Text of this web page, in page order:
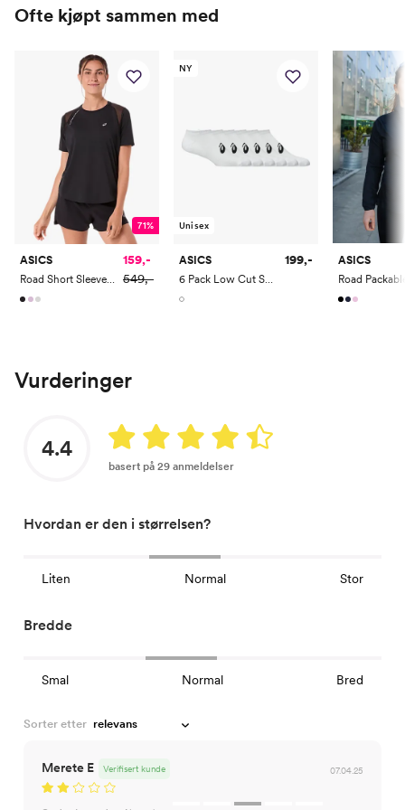
42 26.5
Asics oppleves som noe mindre i størrelsen enn mange andre
Vi anbefaler å vurdere å gå 0.5-1 størrelse opp.
Ofte kjøpt sammen med
71%
ASICS
Road Short Sleeve Top
159,-
549,-
NY
Unisex
ASICS
6 Pack Low Cut Sock
199,- ASICS
Vurderinger
4.4
basert på 29 anmeldelser
Hvordan er den i størrelsen?
Liten Normal Stor
Bredde
Smal Normal Bred
Sorter etter
Merete E 07.04.25
Verifisert kunde